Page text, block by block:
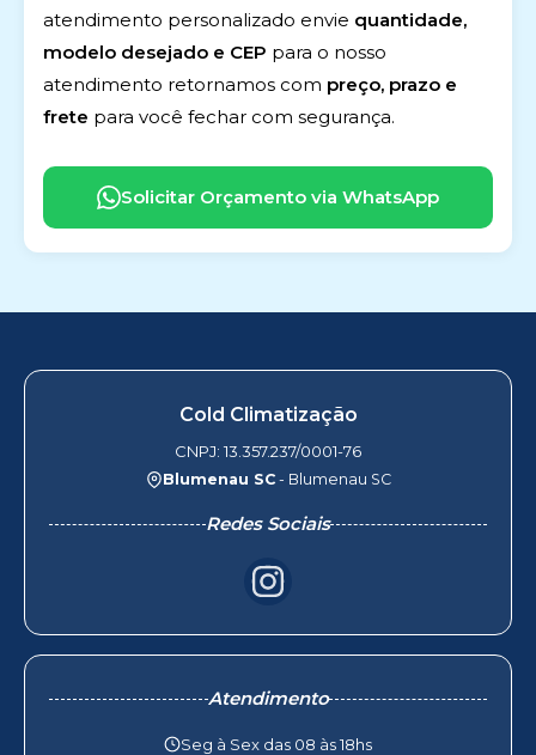
atendimento personalizado envie quantidade,
modelo desejado e CEP para o nosso
atendimento retornamos com preço, prazo e
frete para você fechar com segurança.
Solicitar Orçamento via WhatsApp
Cold Climatização
CNPJ: 13.357.237/0001-76
Blumenau SC- Blumenau SC
Redes Sociais
Atendimento
Seg à Sex das 08 às 18hs